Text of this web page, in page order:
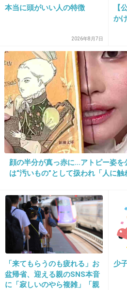
2017/01/07(土) 16:05:41
これね
出典：up.gc-img.net
シルバーウィークとか何そ
+250
25. 匿名2017/01/07(土) 16:05:47
+208
26. 匿名2017/01/07(土) 16:06:05
専業主婦には嬉しいな
本当に頭がいい人の特徴
2026年8月7日
【
か
顔の半分が真っ赤に…アトピー姿を
は“汚いもの”として扱われ「人に
「来てもらうのも疲れる」お
盆帰省、迎える親のSNS本音
に「寂しいのやら複雑」「親
少